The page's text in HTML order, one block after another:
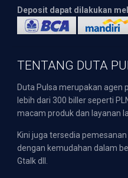
Deposit dapat dilakukan
TENTANG DUTA
Duta Pulsa merupakan agen
lebih dari 300 biller seperti
macam produk dan layanan
Kini juga tersedia
dengan kemudahan dalam
Gtalk dll.